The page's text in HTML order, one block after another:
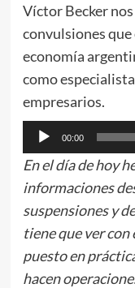
Víctor Becker
convulsiones
economía
como
empresarios.
Reproductor
de
00:00
En el día de hoy
informaciones
suspensiones y
tiene que ver
puesto en
hacen